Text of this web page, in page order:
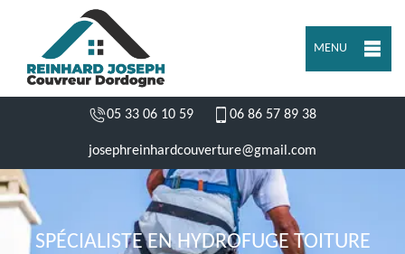
MENU
05 33 06 10 59 06 86 57 89 38
josephreinhardcouverture@gmail.com
SPÉCIALISTE EN HYDROFUGE TOITURE